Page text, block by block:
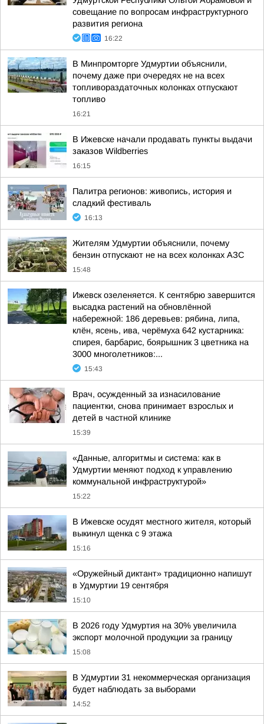
совещание по вопросам инфраструктурного
развития региона
16:22
В Минпромторге Удмуртии объяснили,
почему даже при очередях не на всех
топливораздаточных колонках отпускают
топливо
16:21
В Ижевске начали продавать пункты выдачи
заказов Wildberries
16:15
Палитра регионов: живопись, история и
сладкий фестиваль
16:13
Жителям Удмуртии объяснили, почему
бензин отпускают не на всех колонках АЗС
15:48
Ижевск озеленяется. К сентябрю завершится
высадка растений на обновлённой
набережной: 186 деревьев: рябина, липа,
клён, ясень, ива, черёмуха 642 кустарника:
спирея, барбарис, боярышник 3 цветника на
3000 многолетников:...
15:43
Врач, осужденный за изнасилование
пациентки, снова принимает взрослых и
детей в частной клинике
15:39
«Данные, алгоритмы и система: как в
Удмуртии меняют подход к управлению
коммунальной инфраструктурой»
15:22
В Ижевске осудят местного жителя, который
выкинул щенка с 9 этажа
15:16
«Оружейный диктант» традиционно напишут
в Удмуртии 19 сентября
15:10
В 2026 году Удмуртия на 30% увеличила
экспорт молочной продукции за границу
15:08
В Удмуртии 31 некоммерческая организация
будет наблюдать за выборами
14:52